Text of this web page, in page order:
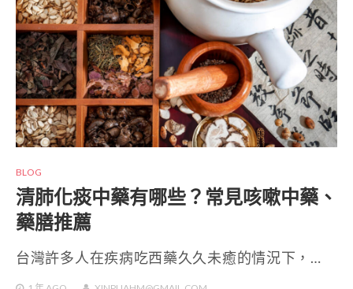
BLOG
清肺化痰中藥有哪些？常見咳嗽中藥、
藥膳推薦
台灣許多人在疾病吃西藥久久未癒的情況下，…